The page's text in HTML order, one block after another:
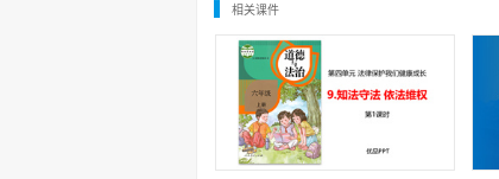
相关课件